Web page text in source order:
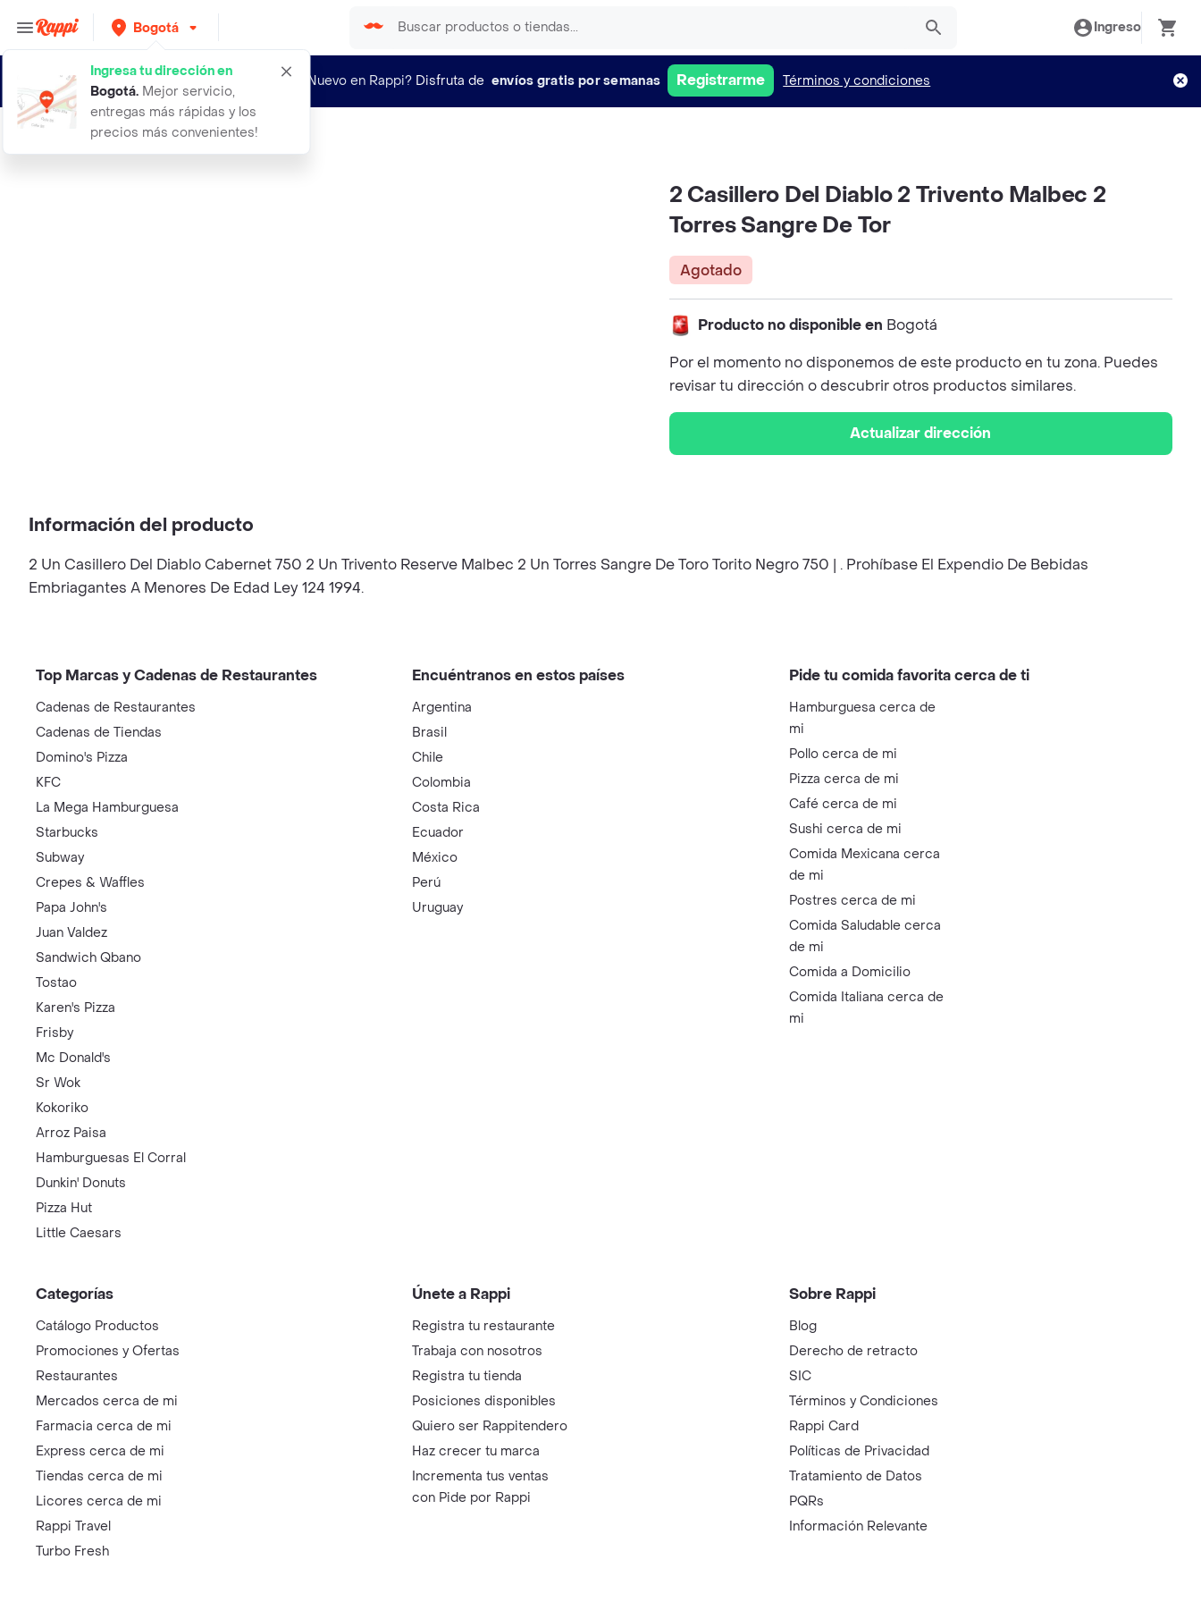
Bogotá
Ingresa tu dirección en
Bogotá. Mejor servicio,
entregas más rápidas y los
precios más convenientes!
Ingreso
¿Nuevo en Rappi? Disfruta de envíos gratis por semanas Registrarme Términos y condiciones
2 casillero del diablo 2 trivento m
2 Casillero Del Diablo 2 Trivento Malbec 2
Torres Sangre De Tor
Agotado
Producto no disponible en Bogotá
Por el momento no disponemos de este producto en tu zona. Puedes
revisar tu dirección o descubrir otros productos similares.
Actualizar dirección
Información del producto
2 Un Casillero Del Diablo Cabernet 750 2 Un Trivento Reserve Malbec 2 Un Torres Sangre De Toro Torito Negro 750 | . Prohíbase El Expendio De Bebidas
Embriagantes A Menores De Edad Ley 124 1994.
Top Marcas y Cadenas de Restaurantes
Cadenas de Restaurantes
Cadenas de Tiendas
Domino's Pizza
KFC
La Mega Hamburguesa
Starbucks
Subway
Crepes & Waffles
Papa John's
Juan Valdez
Sandwich Qbano
Tostao
Karen's Pizza
Frisby
Mc Donald's
Sr Wok
Kokoriko
Arroz Paisa
Hamburguesas El Corral
Dunkin' Donuts
Pizza Hut
Little Caesars
Encuéntranos en estos países
Argentina
Brasil
Chile
Colombia
Costa Rica
Ecuador
México
Perú
Uruguay
Pide tu comida favorita cerca de ti
Hamburguesa cerca de
mi
Pollo cerca de mi
Pizza cerca de mi
Café cerca de mi
Sushi cerca de mi
Comida Mexicana cerca
de mi
Postres cerca de mi
Comida Saludable cerca
de mi
Comida a Domicilio
Comida Italiana cerca de
mi
Categorías
Catálogo Productos
Promociones y Ofertas
Restaurantes
Mercados cerca de mi
Farmacia cerca de mi
Express cerca de mi
Tiendas cerca de mi
Licores cerca de mi
Rappi Travel
Turbo Fresh
Únete a Rappi
Registra tu restaurante
Trabaja con nosotros
Registra tu tienda
Posiciones disponibles
Quiero ser Rappitendero
Haz crecer tu marca
Incrementa tus ventas
con Pide por Rappi
Sobre Rappi
Blog
Derecho de retracto
SIC
Términos y Condiciones
Rappi Card
Políticas de Privacidad
Tratamiento de Datos
PQRs
Información Relevante